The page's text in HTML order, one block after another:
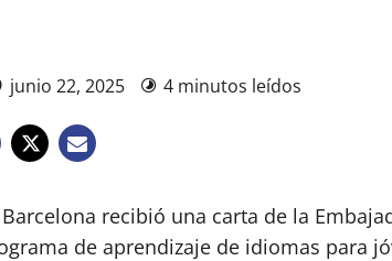
junio 22, 2025 4 minutos leídos
recibió una carta de la
de aprendizaje de idiomas para